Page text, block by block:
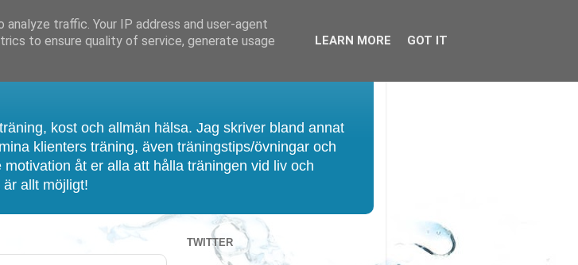
kost och allmän hälsa. Jag skriver bland annat
klienters träning, även träningstips/övningar och
åt er alla att hålla träningen vid liv och
allt möjligt!
TWITTER
traffic. Your IP address and user-agent
to ensure quality of service, generate usage
LEARN MORE GOT IT